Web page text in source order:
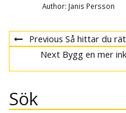
Author: Janis Persson
Previous
post
Previous Så hittar du
Next
Next Bygg en mer
Sök